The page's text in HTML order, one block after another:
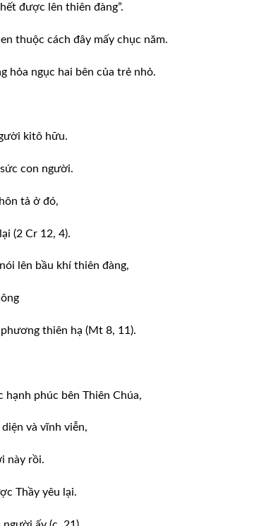
được lên thiên đàng”.
thuộc cách đây mấy chục năm.
hỏa ngục hai bên của trẻ nhỏ.
kitô hữu.
con người.
tả ở đó,
(2 Cr 12, 4).
lên bầu khí thiên đàng,
thiên hạ (Mt 8, 11).
phúc bên Thiên Chúa,
và vĩnh viễn,
này rồi.
Thầy yêu lại.